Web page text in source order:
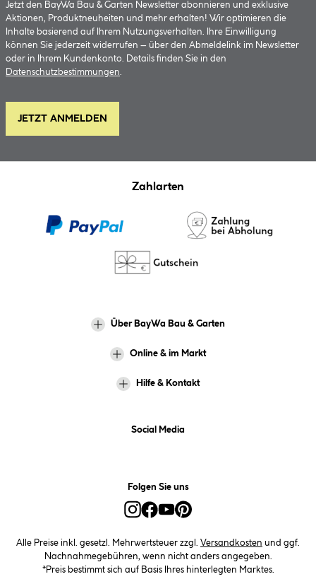
Jetzt den BayWa Bau & Garten Newsletter abonnieren und exklusive
Aktionen, Produktneuheiten und mehr erhalten! Wir optimieren die
Inhalte basierend auf Ihrem Nutzungsverhalten. Ihre Einwilligung
können Sie jederzeit widerrufen – über den Abmeldelink im Newsletter
oder in Ihrem Kundenkonto. Details finden Sie in den
Datenschutzbestimmungen.
JETZT ANMELDEN
Zahlarten
Über BayWa Bau & Garten
Online & im Markt
Hilfe & Kontakt
Social Media
Folgen Sie uns
Alle Preise inkl. gesetzl. Mehrwertsteuer zzgl. Versandkosten und ggf.
Nachnahmegebühren, wenn nicht anders angegeben.
*Preis bestimmt sich auf Basis Ihres hinterlegten Marktes.